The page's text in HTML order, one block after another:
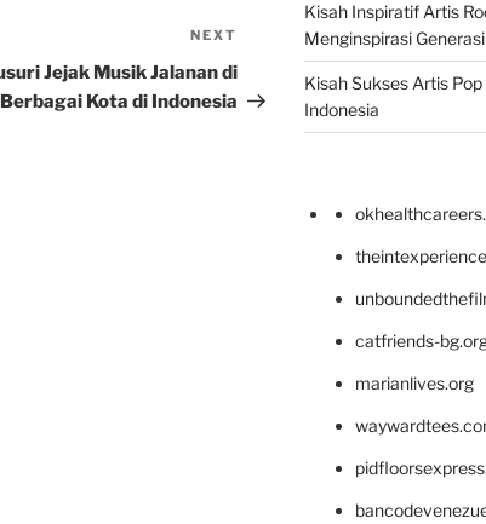
Post
NEXT
Jejak Musik Jalanan di
Berbagai Kota di Indonesia
Kisah Inspiratif Artis
Menginspirasi
Kisah Sukses Artis
Indonesia
catfriends-
marianlives.org